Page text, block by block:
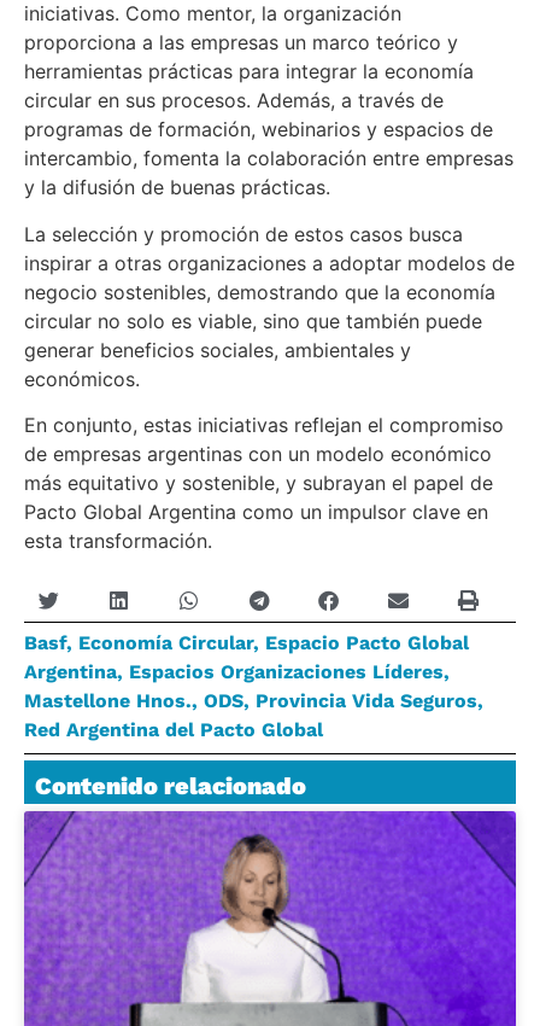
iniciativas. Como mentor, la organización
proporciona a las empresas un marco teórico y
herramientas prácticas para integrar la economía
circular en sus procesos. Además, a través de
programas de formación, webinarios y espacios de
intercambio, fomenta la colaboración entre empresas
y la difusión de buenas prácticas.
La selección y promoción de estos casos busca
inspirar a otras organizaciones a adoptar modelos de
negocio sostenibles, demostrando que la economía
circular no solo es viable, sino que también puede
generar beneficios sociales, ambientales y
económicos.
En conjunto, estas iniciativas reflejan el compromiso
de empresas argentinas con un modelo económico
más equitativo y sostenible, y subrayan el papel de
Pacto Global Argentina como un impulsor clave en
esta transformación.
Basf, Economía Circular, Espacio Pacto Global
Argentina, Espacios Organizaciones Líderes,
Mastellone Hnos., ODS, Provincia Vida Seguros,
Red Argentina del Pacto Global
Contenido relacionado